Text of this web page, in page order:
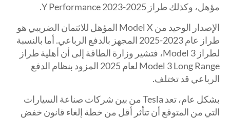
مؤهل، وكذلك طراز Y Performance 2023-2025.
الإصدار الوحيد من Model X المؤهل للائتمان الضريبي هو
طراز عام 2023-2025 المجهز بالدفع الرباعي. أما بالنسبة
لطراز Model 3، فتشير وزارة الطاقة إلى أن أهلية طراز
Model 3 Long Range لعام 2025 المزود بنظام الدفع
الرباعي قد تختلف.
بشكل عام، تعد Tesla من بين شركات صناعة السيارات
التي من المتوقع أن تتأثر أقل من خطة إلغاء قانون خفض